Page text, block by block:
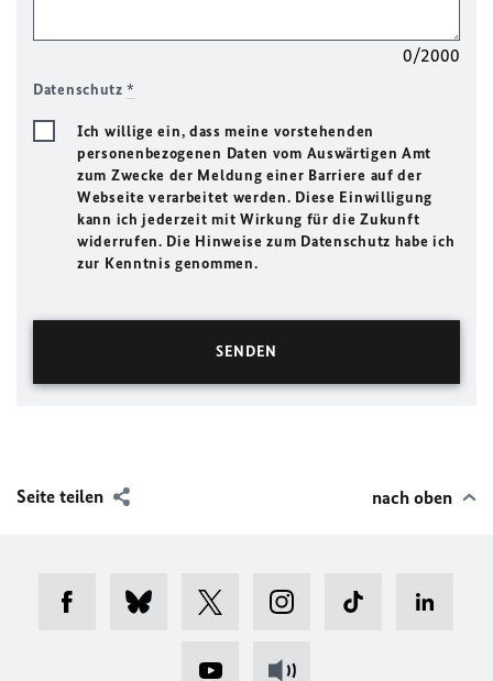
0/2000
Datenschutz*
Ich willige ein, dass meine vorstehenden
personenbezogenen Daten vom Auswärtigen Amt
zum Zwecke der Meldung einer Barriere auf der
Webseite verarbeitet werden. Diese Einwilligung
kann ich jederzeit mit Wirkung für die Zukunft
widerrufen. Die Hinweise zum Datenschutz habe ich
zur Kenntnis genommen.
Seite teilen nach oben